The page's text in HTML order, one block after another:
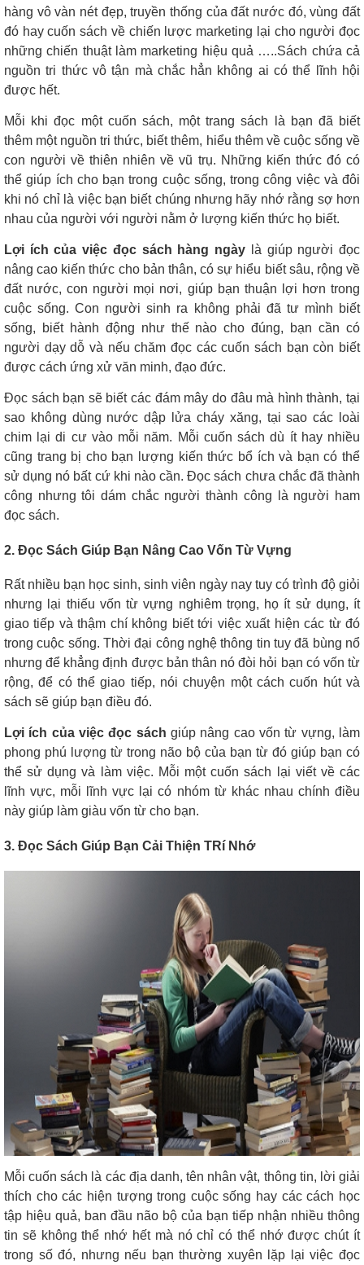
hàng vô vàn nét đẹp, truyền thống của đất nước đó, vùng đất
đó hay cuốn sách về chiến lược marketing lại cho người đọc
những chiến thuật làm marketing hiệu quả …..Sách chứa cả
nguồn tri thức vô tận mà chắc hẳn không ai có thể lĩnh hội
được hết.
Mỗi khi đọc một cuốn sách, một trang sách là bạn đã biết
thêm một nguồn tri thức, biết thêm, hiểu thêm về cuộc sống về
con người về thiên nhiên về vũ trụ. Những kiến thức đó có
thể giúp ích cho bạn trong cuộc sống, trong công việc và đôi
khi nó chỉ là việc bạn biết chúng nhưng hãy nhớ rằng sợ hơn
nhau của người với người nằm ở lượng kiến thức họ biết.
Lợi ích của việc đọc sách hàng ngày là giúp người đọc
nâng cao kiến thức cho bản thân, có sự hiểu biết sâu, rộng về
đất nước, con người mọi nơi, giúp bạn thuận lợi hơn trong
cuộc sống. Con người sinh ra không phải đã tư mình biết
sống, biết hành động như thế nào cho đúng, bạn cần có
người dạy dỗ và nếu chăm đọc các cuốn sách bạn còn biết
được cách ứng xử văn minh, đạo đức.
Đọc sách bạn sẽ biết các đám mây do đâu mà hình thành, tại
sao không dùng nước dập lửa cháy xăng, tại sao các loài
chim lại di cư vào mỗi năm. Mỗi cuốn sách dù ít hay nhiều
cũng trang bị cho bạn lượng kiến thức bổ ích và bạn có thể
sử dụng nó bất cứ khi nào cần. Đọc sách chưa chắc đã thành
công nhưng tôi dám chắc người thành công là người ham
đọc sách.
2. Đọc Sách Giúp Bạn Nâng Cao Vốn Từ Vựng
Rất nhiều bạn học sinh, sinh viên ngày nay tuy có trình độ giỏi
nhưng lại thiếu vốn từ vựng nghiêm trọng, họ ít sử dụng, ít
giao tiếp và thậm chí không biết tới việc xuất hiện các từ đó
trong cuộc sống. Thời đại công nghệ thông tin tuy đã bùng nổ
nhưng để khẳng định được bản thân nó đòi hỏi bạn có vốn từ
rộng, để có thể giao tiếp, nói chuyện một cách cuốn hút và
sách sẽ giúp bạn điều đó.
Lợi ích của việc đọc sách giúp nâng cao vốn từ vựng, làm
phong phú lượng từ trong não bộ của bạn từ đó giúp bạn có
thể sử dụng và làm việc. Mỗi một cuốn sách lại viết về các
lĩnh vực, mỗi lĩnh vực lại có nhóm từ khác nhau chính điều
này giúp làm giàu vốn từ cho bạn.
3. Đọc Sách Giúp Bạn Cải Thiện TRí Nhớ
Mỗi cuốn sách là các địa danh, tên nhân vật, thông tin, lời giải
thích cho các hiện tượng trong cuộc sống hay các cách học
tập hiệu quả, ban đầu não bộ của bạn tiếp nhận nhiều thông
tin sẽ không thể nhớ hết mà nó chỉ có thể nhớ được chút ít
trong số đó, nhưng nếu bạn thường xuyên lặp lại việc đọc